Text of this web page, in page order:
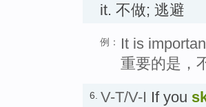
it. 不做; 逃避
例：
It is
重要的是，
6. V-T/V-I If you